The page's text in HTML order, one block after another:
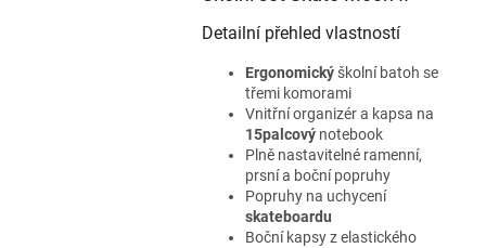
Detailní přehled vlastností
Ergonomickýškolní batoh se
třemi komorami
Vnitřní organizér a kapsa na
15palcovýnotebook
Plně nastavitelné ramenní,
prsní a boční popruhy
Popruhy na uchycení
skateboardu
Boční kapsy z elastického